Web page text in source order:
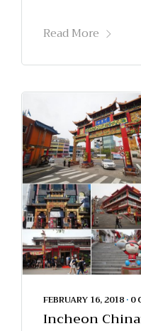
Read More
FEBRUARY 16, 2018 • 0
Incheon